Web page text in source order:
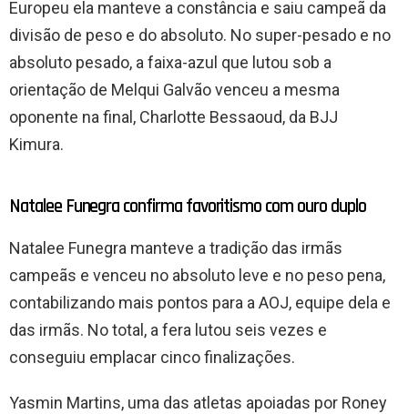
Europeu ela manteve a constância e saiu campeã da
divisão de peso e do absoluto. No super-pesado e no
absoluto pesado, a faixa-azul que lutou sob a
orientação de Melqui Galvão venceu a mesma
oponente na final, Charlotte Bessaoud, da BJJ
Kimura.
Natalee Funegra confirma favoritismo com ouro duplo
Natalee Funegra manteve a tradição das irmãs
campeãs e venceu no absoluto leve e no peso pena,
contabilizando mais pontos para a AOJ, equipe dela e
das irmãs. No total, a fera lutou seis vezes e
conseguiu emplacar cinco finalizações.
Yasmin Martins, uma das atletas apoiadas por Roney